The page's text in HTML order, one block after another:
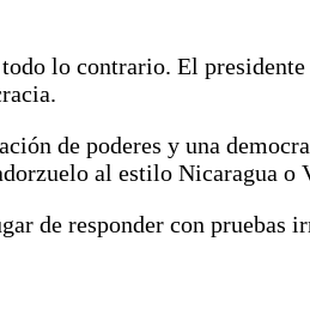
lo contrario. El
de poderes y una
al estilo Nicaragua o
de responder con